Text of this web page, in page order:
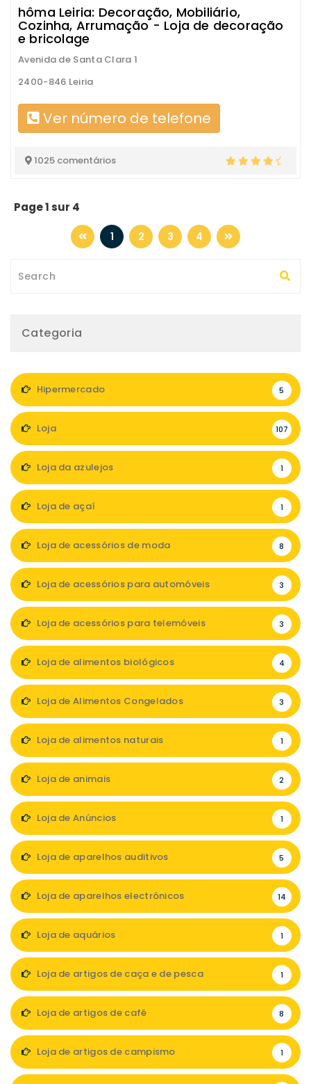
hôma Leiria: Decoração, Mobiliário,
Cozinha, Arrumação - Loja de decoração
e bricolage
Avenida de Santa Clara 1
2400-846 Leiria
Ver número de telefone
1025 comentários
Page 1 sur 4
1 2 3 4
Categoria
Hipermercado 5
Loja 107
Loja da azulejos 1
Loja de açaí 1
Loja de acessórios de moda 8
Loja de acessórios para automóveis 3
Loja de acessórios para telemóveis 3
Loja de alimentos biológicos 4
Loja de Alimentos Congelados 3
Loja de alimentos naturais 1
Loja de animais 2
Loja de Anúncios 1
Loja de aparelhos auditivos 5
Loja de aparelhos electrónicos 14
Loja de aquários 1
Loja de artigos de caça e de pesca 1
Loja de artigos de café 8
Loja de artigos de campismo 1